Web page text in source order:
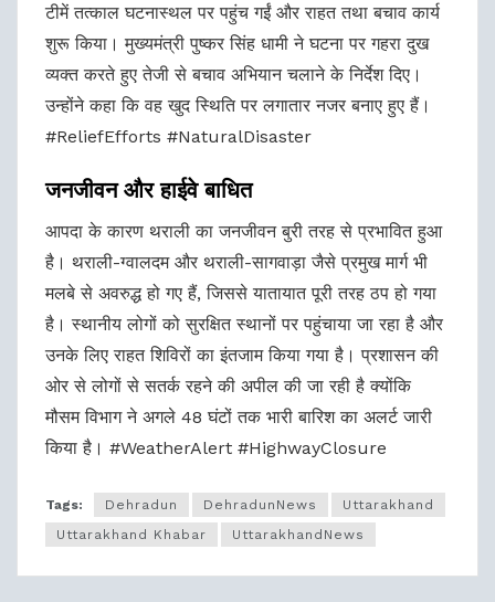
टीमें तत्काल घटनास्थल पर पहुंच गईं और राहत तथा बचाव कार्य
शुरू किया। मुख्यमंत्री पुष्कर सिंह धामी ने घटना पर गहरा दुख
व्यक्त करते हुए तेजी से बचाव अभियान चलाने के निर्देश दिए।
उन्होंने कहा कि वह खुद स्थिति पर लगातार नजर बनाए हुए हैं।
#ReliefEfforts #NaturalDisaster
जनजीवन और हाईवे बाधित
आपदा के कारण थराली का जनजीवन बुरी तरह से प्रभावित हुआ
है। थराली-ग्वालदम और थराली-सागवाड़ा जैसे प्रमुख मार्ग भी
मलबे से अवरुद्ध हो गए हैं, जिससे यातायात पूरी तरह ठप हो गया
है। स्थानीय लोगों को सुरक्षित स्थानों पर पहुंचाया जा रहा है और
उनके लिए राहत शिविरों का इंतजाम किया गया है। प्रशासन की
ओर से लोगों से सतर्क रहने की अपील की जा रही है क्योंकि
मौसम विभाग ने अगले 48 घंटों तक भारी बारिश का अलर्ट जारी
किया है। #WeatherAlert #HighwayClosure
Tags: Dehradun DehradunNews
Uttarakhand
Uttarakhand Khabar
UttarakhandNews